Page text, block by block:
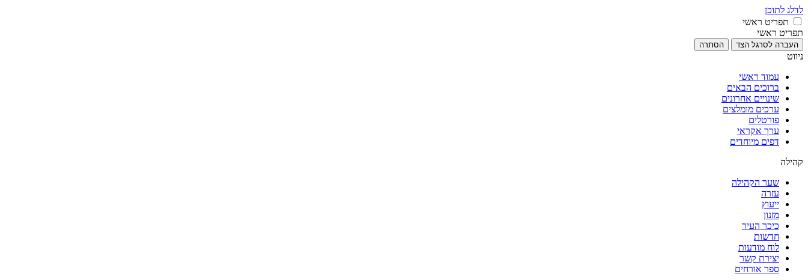
לדלג לתוכן
תפריט ראשי
תפריט ראשי
העברה לסרגל הצד הסתרה
ניווט
עמוד ראשי
ברוכים הבאים
שינויים אחרונים
ערכים מומלצים
פורטלים
ערך אקראי
דפים מיוחדים
קהילה
שער הקהילה
עזרה
ייעוץ
מזנון
כיכר העיר
חדשות
לוח מודעות
יצירת קשר
ספר אורחים